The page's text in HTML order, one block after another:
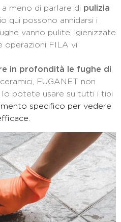
meno di parlare di pulizia
qui possono annidarsi i
vanno pulite, igienizzate
operazioni FILA vi
in profondità le fughe di
ceramici, FUGANET non
potete usare su tutti i tipi
specifico per vedere